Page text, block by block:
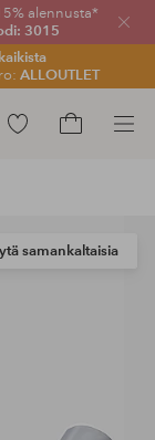
alennusta*
3015
ALLOUTLET
Sulje
Siirry
samankaltaisia